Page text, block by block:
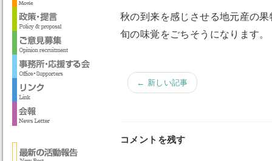
秋の到来を感じさせる地元産の
旬の味覚をごちそうになります。
← 新しい記事
コメントを残す